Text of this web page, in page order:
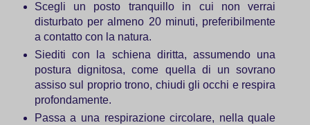
Scegli un posto tranquillo in cui non verrai
disturbato per almeno 20 minuti, preferibilmente
a contatto con la natura.
Siediti con la schiena diritta, assumendo una
postura dignitosa, come quella di un sovrano
assiso sul proprio trono, chiudi gli occhi e respira
profondamente.
Passa a una respirazione circolare, nella quale